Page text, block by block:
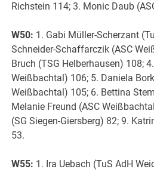
Richstein 114; 3. Monic Daub
W50: 1. Gabi Müller-Scherzant
Schneider-Schaffarczik (ASC
Bruch (TSG Helberhausen) 108;
Weißbachtal) 106; 5. Daniela
Weißbachtal) 105; 6. Bettina
Melanie Freund (ASC
(SG Siegen-Giersberg) 82; 9.
53.
W55: 1. Ira Uebach (TuS AdH